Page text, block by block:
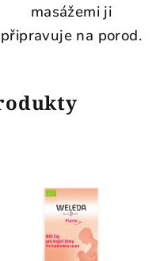
masážemi ji
připravuje na porod.